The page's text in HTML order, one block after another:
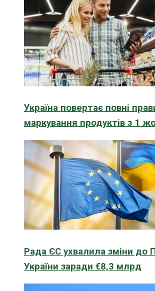
Україна повертає повні
маркування продуктів з 1
Рада ЄС ухвалила зміни до
України заради €8,3 млрд